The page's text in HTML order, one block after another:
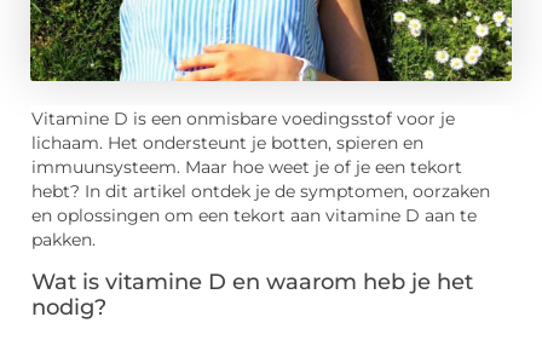
Vitamine D is een onmisbare voedingsstof voor je
lichaam. Het ondersteunt je botten, spieren en
immuunsysteem. Maar hoe weet je of je een tekort
hebt? In dit artikel ontdek je de symptomen, oorzaken
en oplossingen om een tekort aan vitamine D aan te
pakken.
Wat is vitamine D en waarom heb je het
nodig?